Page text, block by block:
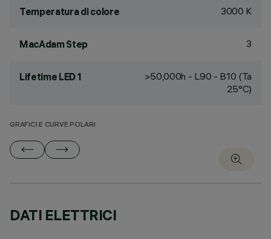
Temperatura di colore 3000 K
MacAdam Step 3
Lifetime LED 1
>50,000h - L90 - B10 (Ta
25°C)
GRAFICI E CURVE POLARI
DATI ELETTRICI